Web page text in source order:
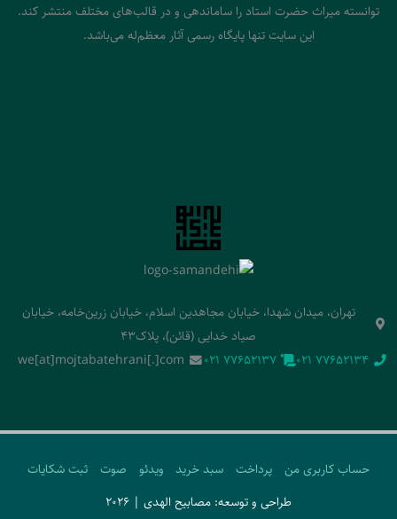
توانسته میراث حضرت استاد را ساماندهی و در قالب‌های مختلف منتشر کند.
این سایت تنها پایگاه رسمی آثار معظم‌له می‌باشد.
تهران، میدان شهدا، خیابان مجاهدین اسلام، خیابان زرین‌خامه، خیابان
صیاد خدایی (قائن)، پلاک43
‭021 77652134‬
‭021 77652137‬
we[at]mojtabatehrani[.]com
حساب کاربری من پرداخت سبد خرید ویدئو صوت
ثبت شکایات
طراحی و توسعه: مصابیح الهدی | 2026